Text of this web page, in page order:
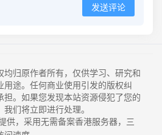
发送评论
归原作者所有，仅供学习、研究和
途。任何商业使用引发的版权纠
。如果您发现本站资源侵犯了您的
们将立即进行处理。
供，采用无需备案香港服务器，三